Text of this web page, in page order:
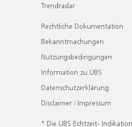
Trendradar
Rechtliche Dokumentation
Bekanntmachungen
Nutzungsbedingungen
Information zu UBS
Datenschutzerklärung
Disclaimer / Impressum
* Die UBS Echtzeit-